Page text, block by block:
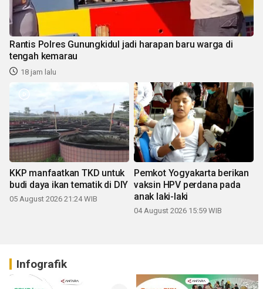
Rantis Polres Gunungkidul jadi harapan baru warga di
tengah kemarau
18 jam lalu
KKP manfaatkan TKD untuk
budi daya ikan tematik di DIY
05 August 2026 21:24 WIB
Pemkot Yogyakarta berikan
vaksin HPV perdana pada
anak laki-laki
04 August 2026 15:59 WIB
Infografik